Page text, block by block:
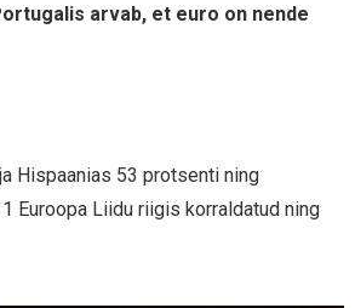
arvab, et euro on nende
Hispaanias 53 protsenti ning
Euroopa Liidu riigis korraldatud ning